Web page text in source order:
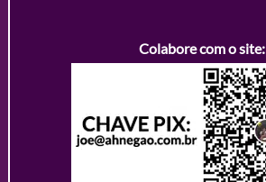
Colabore com o site: